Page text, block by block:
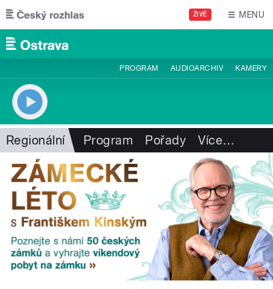
Přejít k hlavnímu obsahu
ŽIVĚ MENU
PROGRAM AUDIOARCHIV KAMERY
Regionální Program Pořady Více…